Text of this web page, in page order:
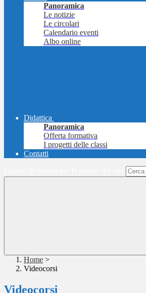
Panoramica
Le notizie
Le circolari
Calendario eventi
Albo online
Didattica
Panoramica
Offerta formativa
I progetti delle classi
Contatti
Home >
Videocorsi
Videocorsi